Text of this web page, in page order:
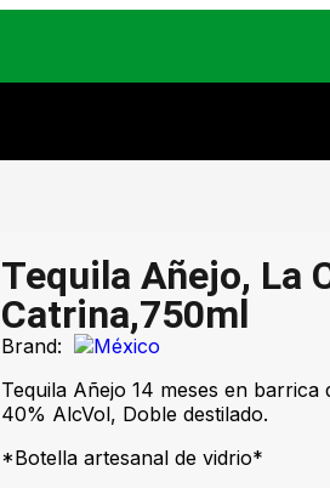
Tequila Añejo, La
Catrina,750ml
Brand:
Tequila Añejo 14 meses en
40% AlcVol, Doble destilado.
*Botella artesanal de vidrio*